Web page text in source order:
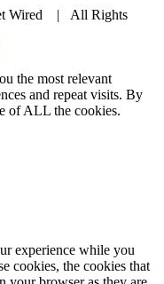
Wired | All Rights
the most relevant
and repeat visits. By
of ALL the cookies.
experience while you
cookies, the cookies that